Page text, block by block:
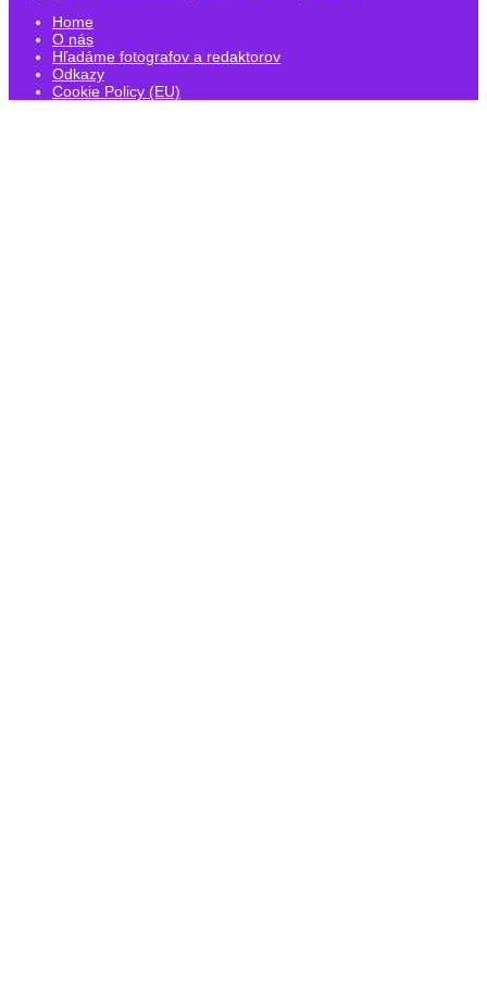
Home
O nás
Hľadáme fotografov a redaktorov
Odkazy
Cookie Policy (EU)